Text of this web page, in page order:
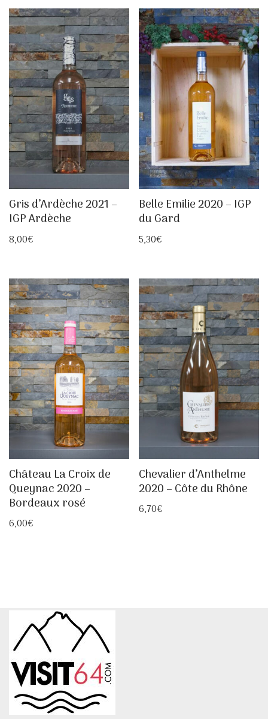
Gris d’Ardèche 2021 –
IGP Ardèche
8,00€
Belle Emilie 2020 – IGP
du Gard
5,30€
Château La Croix de
Queynac 2020 –
Bordeaux rosé
6,00€
Chevalier d’Anthelme
2020 – Côte du Rhône
6,70€